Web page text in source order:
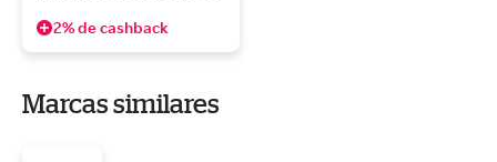
2% de cashback
Marcas similares